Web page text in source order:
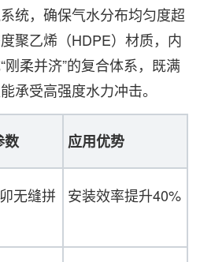
统，确保气水分布均匀度超
聚乙烯（HDPE）材质，内
柔并济”的复合体系，既满
承受高强度水力冲击。
数 应用优势
无缝拼
安装效率提升40%